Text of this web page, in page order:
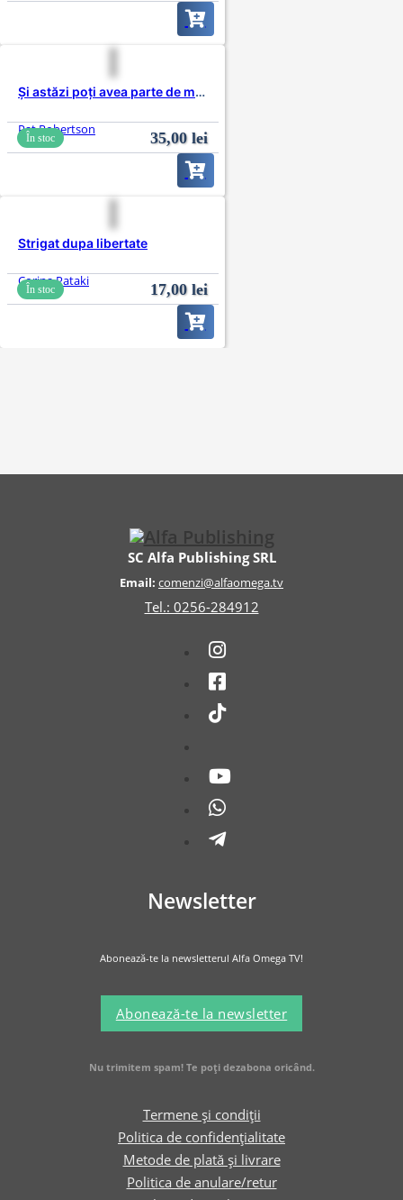
Și astăzi poți avea parte de miracole
Pat Robertson
În stoc 35,00 lei
Strigat dupa libertate
Corina Pataki
În stoc 17,00 lei
SC Alfa Publishing SRL
Email: comenzi@alfaomega.tv
Tel.: 0256-284912
Newsletter
Abonează-te la newsletterul Alfa Omega TV!
Abonează-te la newsletter
Nu trimitem spam! Te poți dezabona oricând.
Termene și condiții
Politica de confidențialitate
Metode de plată și livrare
Politica de anulare/retur